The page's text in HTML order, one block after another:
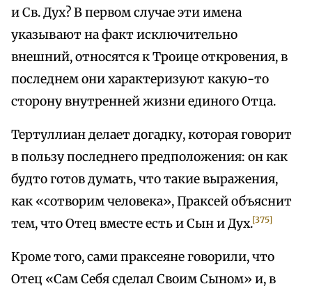
и Св. Дух? В первом случае эти имена
указывают на факт исключительно
внешний, относятся к Троице откровения, в
последнем они характеризуют какую-то
сторону внутренней жизни единого Отца.
Тертуллиан делает догадку, которая говорит
в пользу последнего предположения: он как
будто готов думать, что такие выражения,
как «сотворим человека», Праксей объяснит
тем, что Отец вместе есть и Сын и Дух.[375]
Кроме того, сами праксеяне говорили, что
Отец «Сам Себя сделал Своим Сыном» и, в